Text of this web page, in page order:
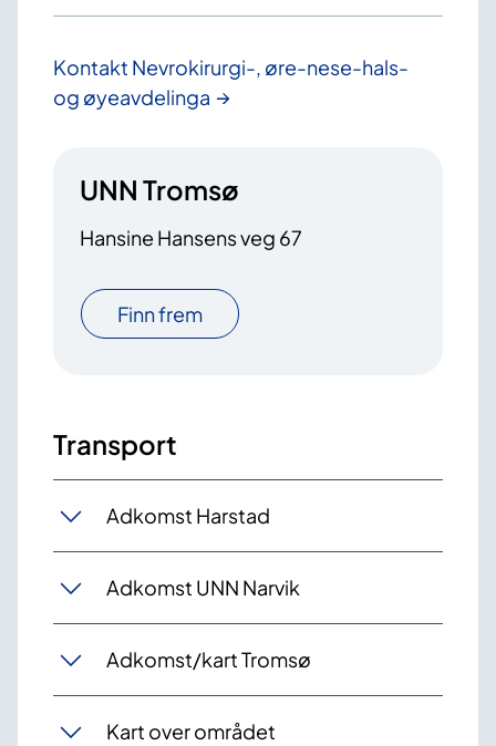
Kontakt Nevrokirurgi-, øre-nese-hals-
og øyeavdelinga
UNN Tromsø
Hansine Hansens veg 67
Finn frem
Transport
Adkomst Harstad
Adkomst UNN Narvik
Adkomst/kart Tromsø
Kart over området